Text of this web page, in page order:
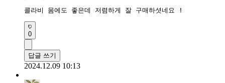
콜라비 몸에도 좋은데 저렴하게 잘 구매하셧네요 !
0
답글 쓰기
2024.12.09 10:13